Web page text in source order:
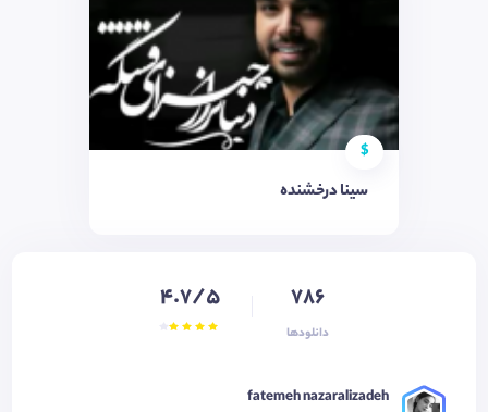
$
سینا درخشنده
786
دانلودها
4.7/5
fatemeh nazaralizadeh